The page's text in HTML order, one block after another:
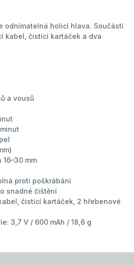
odnímatelná holicí hlava. Součástí
kabel, čistící kartáček a dva
a vousů
16–30 mm
proti poškrábání
snadné čištění
čistící kartáček, 2 hřebenové
3,7 V / 600 mAh / 18,6 g